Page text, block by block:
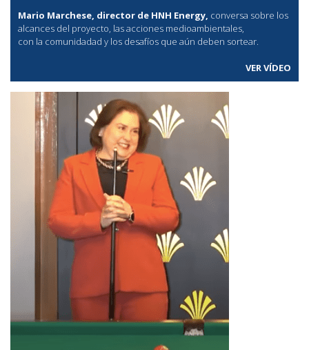
Mario Marchese, director de HNH Energy, conversa sobre los
alcances del proyecto, las acciones medioambientales,
con la comunidadad y los desafíos que aún deben sortear.
VER VÍDEO